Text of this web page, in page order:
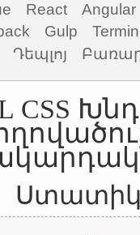
React Angular
Gulp
Դեպլոյ
CSS